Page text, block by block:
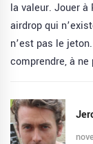
la valeur. Jouer à
airdrop qui
n’est pas le
comprendre, à